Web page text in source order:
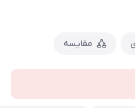
مقایسه